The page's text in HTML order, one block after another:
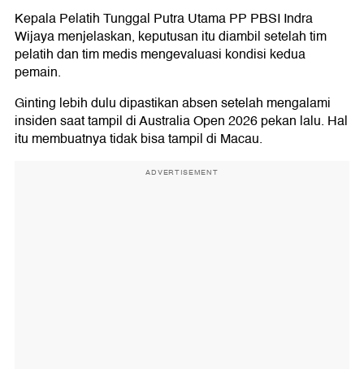
Kepala Pelatih Tunggal Putra Utama PP PBSI Indra
Wijaya menjelaskan, keputusan itu diambil setelah tim
pelatih dan tim medis mengevaluasi kondisi kedua
pemain.
Ginting lebih dulu dipastikan absen setelah mengalami
insiden saat tampil di Australia Open 2026 pekan lalu. Hal
itu membuatnya tidak bisa tampil di Macau.
ADVERTISEMENT